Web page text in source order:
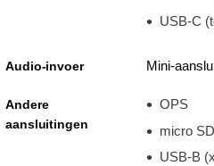
USB-C
Audio-invoer Mini-
Andere
aansluitingen
OPS
micro SD
USB-B